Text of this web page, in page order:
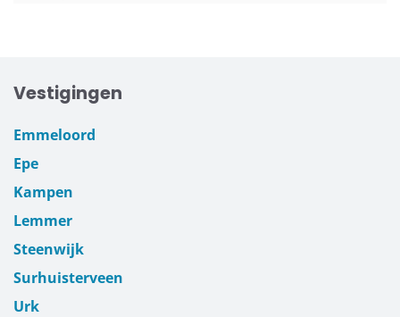
Vestigingen
Emmeloord
Epe
Kampen
Lemmer
Steenwijk
Surhuisterveen
Urk